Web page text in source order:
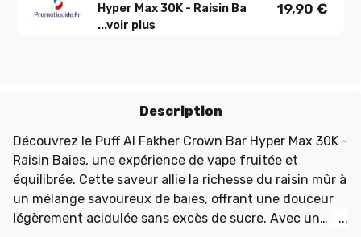
Hyper Max 30K - Raisin Ba
...voir plus
19,90 €
Description
Découvrez le Puff Al Fakher Crown Bar Hyper Max 30K -
Raisin Baies, une expérience de vape fruitée et
équilibrée. Cette saveur allie la richesse du raisin mûr à
un mélange savoureux de baies, offrant une douceur
légèrement acidulée sans excès de sucre. Avec un